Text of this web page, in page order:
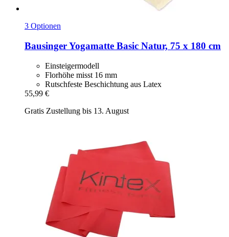
3 Optionen
BausingerYogamatte Basic Natur, 75 x 180 cm
Einsteigermodell
Florhöhe misst 16 mm
Rutschfeste Beschichtung aus Latex
55,99 €
Gratis Zustellung bis 13. August